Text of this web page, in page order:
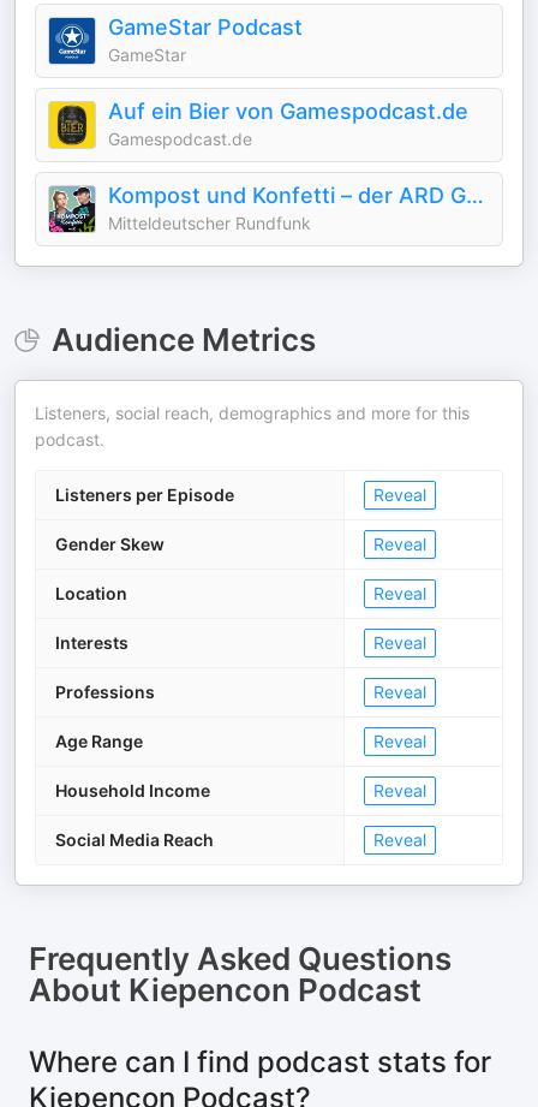
GameStar Podcast
GameStar
Auf ein Bier von Gamespodcast.de
Gamespodcast.de
Kompost und Konfetti – der ARD Garten-Podcast
Mitteldeutscher Rundfunk
Audience Metrics
Listeners, social reach, demographics and more for this
podcast.
Listeners per Episode Reveal
Gender Skew Reveal
Location Reveal
Interests Reveal
Professions Reveal
Age Range Reveal
Household Income Reveal
Social Media Reach Reveal
Frequently Asked Questions
About Kiepencon Podcast
Where can I find podcast stats for
Kiepencon Podcast?